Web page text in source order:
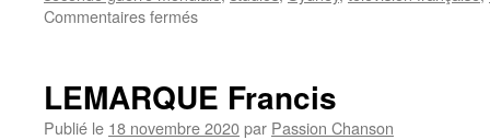
Commentaires ferméssur
LEMARQUE Francis
Publié le 18 novembre 2020par Passion Chanson